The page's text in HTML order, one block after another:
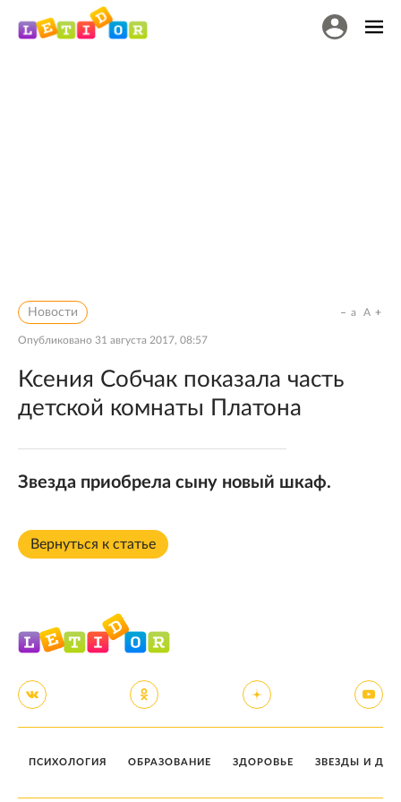
Новости
Опубликовано 31 августа 2017, 08:57
a A
Ксения Собчак показала часть
детской комнаты Платона
Звезда приобрела сыну новый шкаф.
Вернуться к статье
ПСИХОЛОГИЯ ОБРАЗОВАНИЕ ЗДОРОВЬЕ ЗВЕЗДЫ И